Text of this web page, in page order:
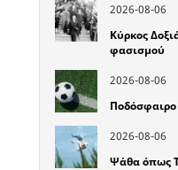
2026-08-06
Κύρκος
φασισμού
2026-08-06
2026-08-06
Ψάθα όπως